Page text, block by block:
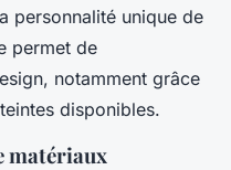
personnalité unique de
permet de
notamment grâce
disponibles.
matériaux